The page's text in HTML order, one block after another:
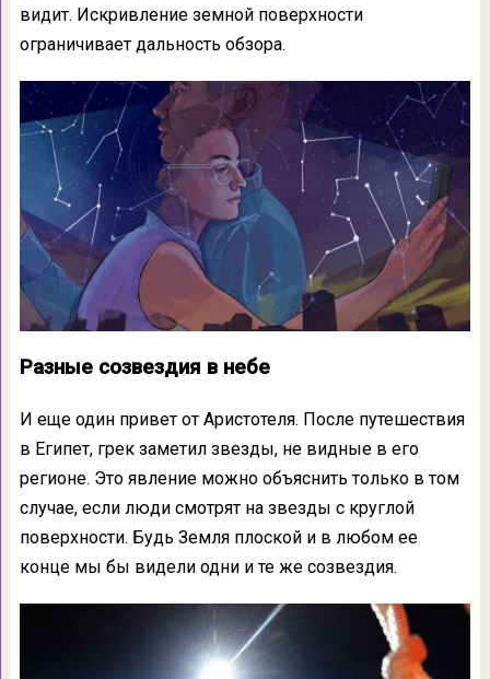
видит. Искривление земной поверхности
ограничивает дальность обзора.
Разные созвездия в небе
И еще один привет от Аристотеля. После путешествия
в Египет, грек заметил звезды, не видные в его
регионе. Это явление можно объяснить только в том
случае, если люди смотрят на звезды с круглой
поверхности. Будь Земля плоской и в любом ее
конце мы бы видели одни и те же созвездия.